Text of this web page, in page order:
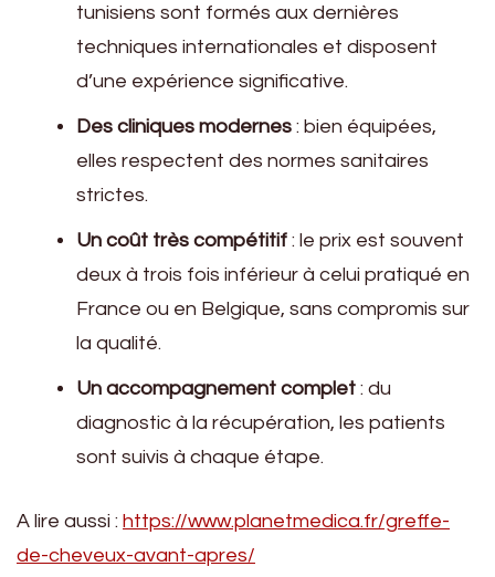
tunisiens sont formés aux dernières
techniques internationales et disposent
d’une expérience significative.
Des cliniques modernes : bien équipées,
elles respectent des normes sanitaires
strictes.
Un coût très compétitif : le prix est souvent
deux à trois fois inférieur à celui pratiqué en
France ou en Belgique, sans compromis sur
la qualité.
Un accompagnement complet : du
diagnostic à la récupération, les patients
sont suivis à chaque étape.
A lire aussi : https://www.planetmedica.fr/greffe-
de-cheveux-avant-apres/